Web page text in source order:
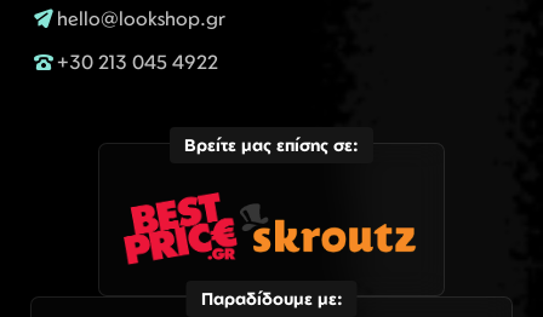
hello@lookshop.gr
+30 213 045 4922
Βρείτε μας επίσης σε:
Παραδίδουμε με: